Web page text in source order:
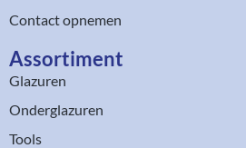
Contact opnemen
Assortiment​
Glazuren
Onderglazuren
Tools